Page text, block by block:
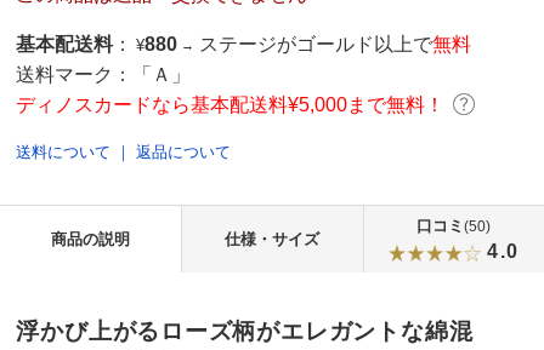
基本配送料 ： ¥880 → ステージがゴールド以上で無料
送料マーク：
「Ａ」
ディノスカードなら基本配送料¥5,000まで無料！
送料について ｜返品について
商品の説明 仕様・サイズ
口コミ(50)
4.0
浮かび上がるローズ柄がエレガントな綿混